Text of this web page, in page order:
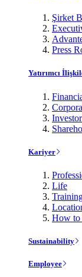
Şirket
Press
Yatırımcı
Kariyer
Life
How
Sustainability
Employee